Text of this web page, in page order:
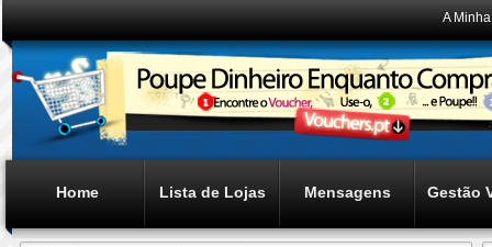
A
Home Lista de Lojas Mensagens Gestão